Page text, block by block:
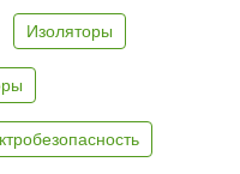
Изоляторы